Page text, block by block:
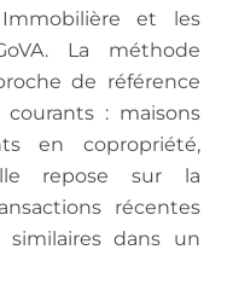
Immobilière et les
La méthode
de référence
: maisons
en copropriété,
repose sur la
récentes
dans un